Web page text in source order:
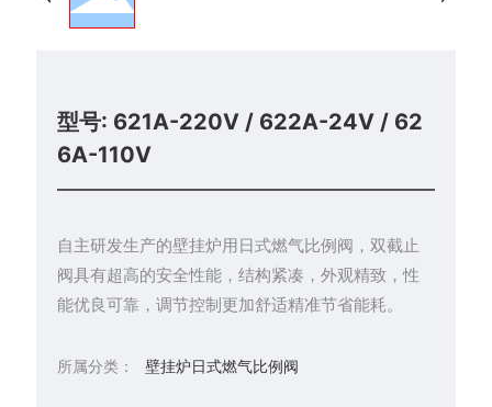
型号: 621A-220V / 622A-24V / 62
6A-110V
自主研发生产的壁挂炉用日式燃气比例阀，双截止
阀具有超高的安全性能，结构紧凑，外观精致，性
能优良可靠，调节控制更加舒适精准节省能耗。
所属分类： 壁挂炉日式燃气比例阀